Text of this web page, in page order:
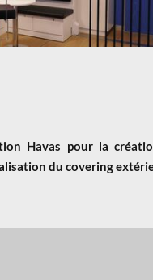
Havas pour la
du covering